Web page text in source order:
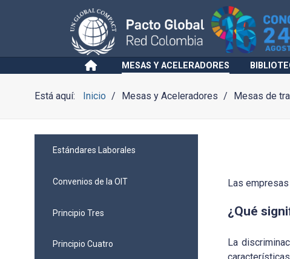
MESAS Y ACELERADORES
Está aquí: Inicio Mesas y Aceleradores Mesas de
Estándares Laborales
Convenios de la OIT
Principio Tres
Principio Cuatro
Las
¿Qué
La